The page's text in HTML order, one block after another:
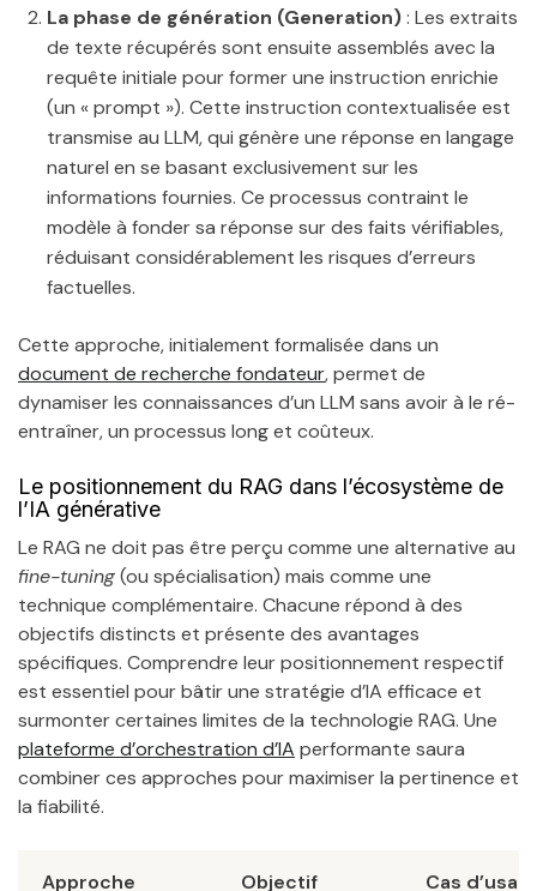
La phase de génération (Generation): Les extraits
de texte récupérés sont ensuite assemblés avec la
requête initiale pour former une instruction enrichie
(un « prompt »). Cette instruction contextualisée est
transmise au LLM, qui génère une réponse en langage
naturel en se basant exclusivement sur les
informations fournies. Ce processus contraint le
modèle à fonder sa réponse sur des faits vérifiables,
réduisant considérablement les risques d’erreurs
factuelles.
Cette approche, initialement formalisée dans un
document de recherche fondateur, permet de
dynamiser les connaissances d’un LLM sans avoir à le ré-
entraîner, un processus long et coûteux.
Le positionnement du RAG dans l’écosystème de
l’IA générative
Le RAG ne doit pas être perçu comme une alternative au
fine-tuning(ou spécialisation) mais comme une
technique complémentaire. Chacune répond à des
objectifs distincts et présente des avantages
spécifiques. Comprendre leur positionnement respectif
est essentiel pour bâtir une stratégie d’IA efficace et
surmonter certaines limites de la technologie RAG. Une
plateforme d’orchestration d’IA performante saura
combiner ces approches pour maximiser la pertinence et
la fiabilité.
Approche Objectif Cas